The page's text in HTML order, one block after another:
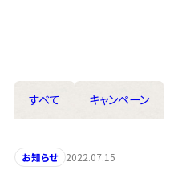
すべて キャンペーン
お知らせ 2022.07.15